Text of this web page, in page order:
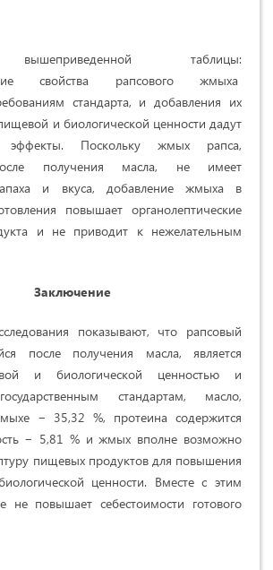
вышеприведенной таблицы:
свойства рапсового жмыха
стандарта, и добавления их
и биологической ценности дадут
эффекты. Поскольку жмых рапса,
получения масла, не имеет
и вкуса, добавление жмыха в
повышает органолептические
и не приводит к нежелательным
Заключение
показывают, что рапсовый
после получения масла, является
и биологической ценностью и
стандартам, масло,
− 35,32 %, протеина содержится
− 5,81 % и жмых вполне возможно
пищевых продуктов для повышения
ценности. Вместе с этим
не повышает себестоимости готового